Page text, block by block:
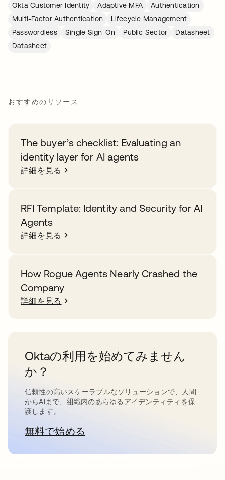
Okta Customer Identity
Adaptive MFA
Authentication
Multi-Factor Authentication
Lifecycle Management
Passwordless
Single Sign-On Public Sector
Datasheet
Datasheet
おすすめのリソース
The buyer’s checklist: Evaluating an
identity layer for AI agents
詳細を見る
RFI Template: Identity and Security for AI
Agents
詳細を見る
How Rogue Agents Nearly Crashed the
Company
詳細を見る
Oktaの利用を始めてみません
か？
信頼性の高いスケーラブルなソリューションで、人間
からAIまで、組織内のあらゆるアイデンティティを保
護します。
無料で始める新しいタブで開く